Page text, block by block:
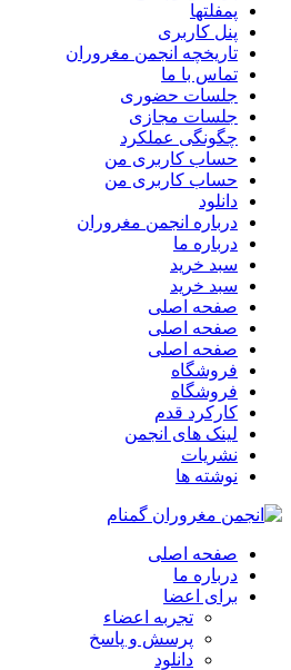
پمفلتها
پنل کاربری
تاریخچه انجمن مغروران
تماس با ما
جلسات حضوری
جلسات مجازی
چگونگی عملکرد
حساب کاربری من
حساب کاربری من
دانلود
درباره انجمن مغروران
درباره ما
سبد خرید
سبد خرید
صفحه اصلی
صفحه اصلی
صفحه اصلی
فروشگاه
فروشگاه
کارکرد قدم
لینک های انجمن
نشریات
نوشته ها
صفحه اصلی
درباره ما
برای اعضا
تجربه اعضاء
پرسش و پاسخ
دانلود